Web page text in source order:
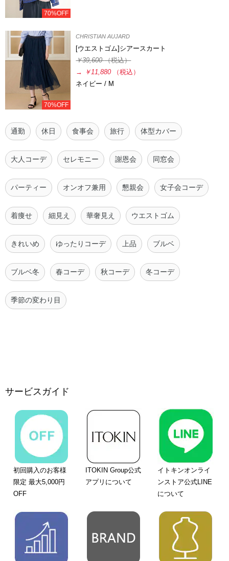
70%OFF
70%OFF
CHRISTIAN AUJARD
[ウエストゴム]シアースカート
￥39,600（税込）
→
￥11,880
（税込）
ネイビー / M
通勤 休日 食事会 旅行 体型カバー
大人コーデ セレモニー 謝恩会 同窓会
パーティー オンオフ兼用 懇親会 女子会コーデ
着痩せ 細見え 華奢見え ウエストゴム
きれいめ ゆったりコーデ 上品 ブルベ
ブルベ冬 春コーデ 秋コーデ 冬コーデ
季節の変わり目
サービスガイド
初回購入のお客様
限定 最大5,000円
OFF
ITOKIN Group公式
アプリについて
イトキンオンライ
ンストア公式LINE
について